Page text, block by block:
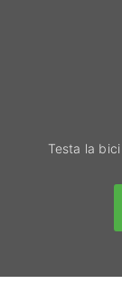
Testa la